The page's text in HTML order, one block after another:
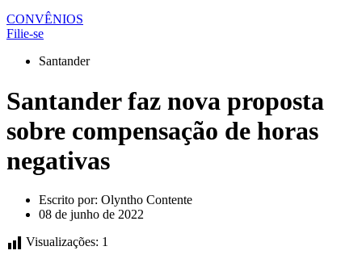
CONVÊNIOS
Filie-se
Santander
Santander faz nova proposta
sobre compensação de horas
negativas
Escrito por: Olyntho Contente
08 de junho de 2022
Visualizações: 1